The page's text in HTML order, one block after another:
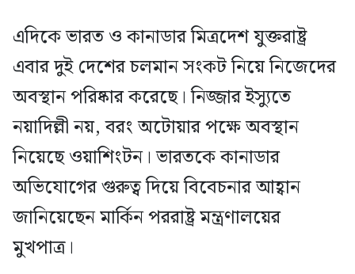
এদিকে ভারত ও কানাডার মিত্রদেশ যুক্তরাষ্ট্র
এবার দুই দেশের চলমান সংকট নিয়ে নিজেদের
অবস্থান পরিষ্কার করেছে। নিজ্জার ইস্যুতে
নয়াদিল্লী নয়, বরং অটোয়ার পক্ষে অবস্থান
নিয়েছে ওয়াশিংটন। ভারতকে কানাডার
অভিযোগের গুরুত্ব দিয়ে বিবেচনার আহ্বান
জানিয়েছেন মার্কিন পররাষ্ট্র মন্ত্রণালয়ের
মুখপাত্র।